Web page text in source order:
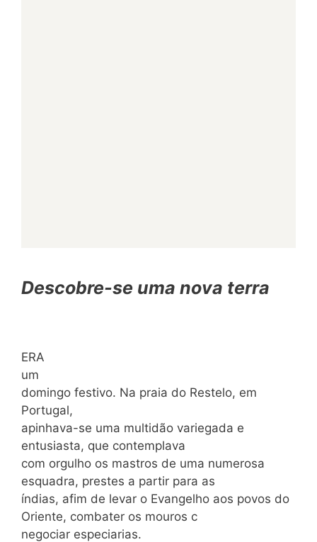
Descobre-se uma nova terra
ERA
um
domingo festivo. Na praia do Restelo, em
Portugal,
apinhava-se uma multidão variegada e
entusiasta, que contemplava
com orgulho os mastros de uma numerosa
esquadra, prestes a partir para as
índias, afim de levar o Evangelho aos povos do
Oriente, combater os mouros c
negociar especiarias.